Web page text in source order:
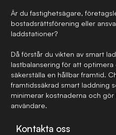
Är du fastighetsägare,
bostadsrättsförening eller
laddstationer?
Då förstår du vikten av smart
lastbalansering för att
säkerställa en hållbar framtid.
framtidssäkrad smart laddning
minimerar kostnaderna och
användare.
Kontakta oss